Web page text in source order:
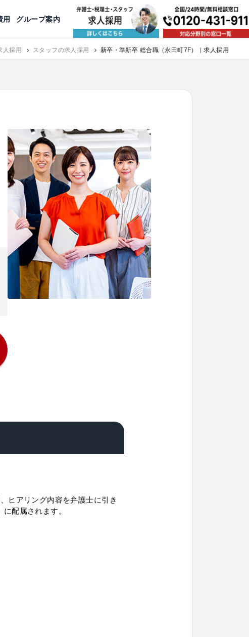
公益活動
京都 神戸 福岡
用 グループ案内
にて、相談予約スタッフ募集（月給38万以上）
ヒアリング内容を弁護士に引き
配属されます。
人採用 スタッフの求人採用 新卒・準新卒 総合職（永田町7F）｜求人採用